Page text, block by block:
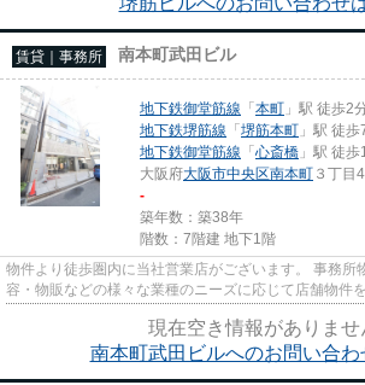
賃貸｜事務所 南本町武田ビル
地下鉄御堂筋線 「本町 」駅 徒歩2
地下鉄堺筋線 「堺筋本町 」駅 徒歩
地下鉄御堂筋線 「心斎橋 」駅 徒
大阪府大阪市中央区南本町 ３丁目
-
築年数：築38年
階数：7階建 地下1階
物件より徒歩圏内に当社営業店がございます。 事務所
容・物販などの様々な業種のニーズに応じて店舗物件
尚、弊社ではおとり広告は一切...
現在空き情報がありませ
南本町武田ビルへのお問い合わ